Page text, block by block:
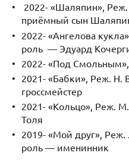
2022- «Шаляпин»,
приёмный сын
2022- «Ангелова
роль — Эдуард
2022- «Под
2021- «Бабки», Реж.
гроссмейстер
2021- «Кольцо», Реж.
Толя
2019- «Мой друг», Реж.
роль — именинник